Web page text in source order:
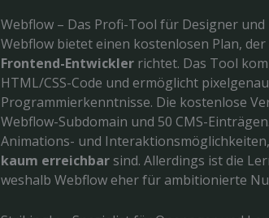
Webflow – Das Profi-Tool für Designer und
Webflow bietet einen kostenlosen Plan,
Frontend-Entwickler richtet. Das Tool
HTML/CSS-Code und ermöglicht
Programmierkenntnisse. Die kostenlose
Webflow-Subdomain und 50 CMS-
Animations- und
kaum erreichbar sind. Allerdings ist die
weshalb Webflow eher für ambitionierte